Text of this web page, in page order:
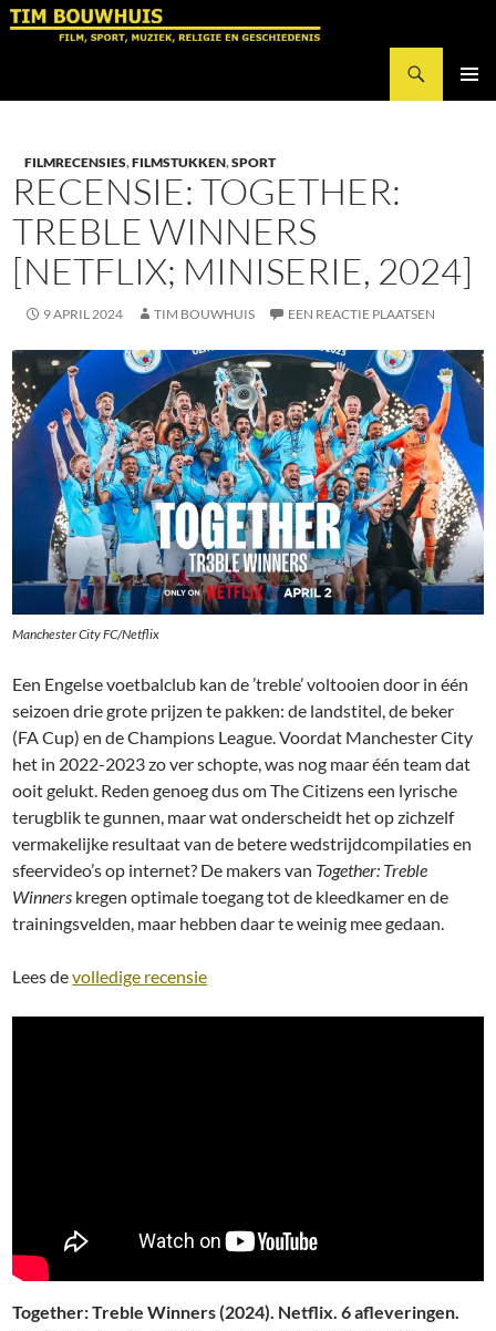
Ga
FILMRECENSIES,FILMSTUKKEN,SPORT
RECENSIE: TOGETHER:
TREBLE WINNERS
[NETFLIX; MINISERIE, 2024]
9 APRIL 2024 TIM BOUWHUIS EEN REACTIE PLAATSEN
Manchester City FC/Netflix
Een Engelse voetbalclub kan de ’treble’ voltooien door in één
seizoen drie grote prijzen te pakken: de landstitel, de beker
(FA Cup) en de Champions League. Voordat Manchester City
het in 2022-2023 zo ver schopte, was nog maar één team dat
ooit gelukt. Reden genoeg dus om The Citizens een lyrische
terugblik te gunnen, maar wat onderscheidt het op zichzelf
vermakelijke resultaat van de betere wedstrijdcompilaties en
sfeervideo’s op internet? De makers van Together: Treble
Winners kregen optimale toegang tot de kleedkamer en de
trainingsvelden, maar hebben daar te weinig mee gedaan.
Lees devolledige recensie
Together: Treble Winners (2024). Netflix. 6 afleveringen.